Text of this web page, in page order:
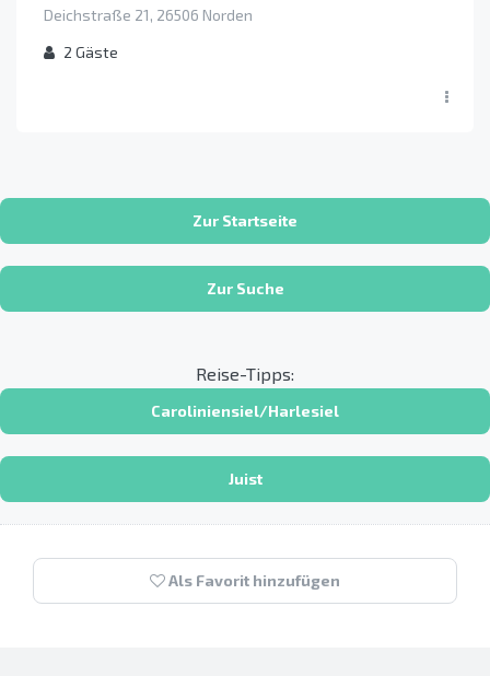
Deichstraße 21, 26506 Norden
2 Gäste
Zur Startseite
Zur Suche
Reise-Tipps:
Caroliniensiel/Harlesiel
Juist
Als Favorit hinzufügen